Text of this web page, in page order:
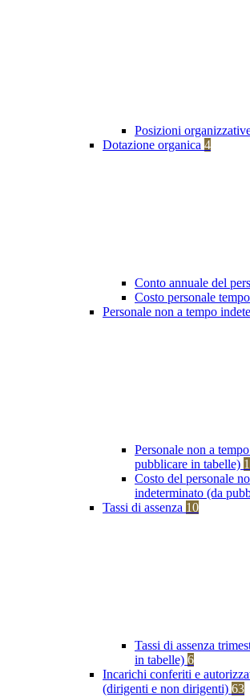
Posizioni
Dotazione organica 4
Conto annuale del
Costo personale
Personale non a tempo
Personale non a
pubblicare in tabelle)
Costo del personale
indeterminato (da
Tassi di assenza 10
Tassi di assenza
in tabelle) 6
Incarichi conferiti e
(dirigenti e non dirigenti) 63